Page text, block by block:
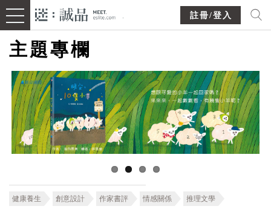
註冊/登入
主題專欄
健康養生 創意設計 作家書評 情感關係 推理文學